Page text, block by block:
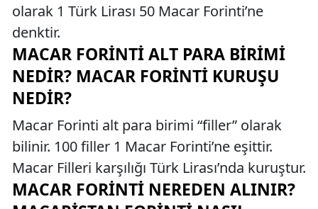
olarak 1 Türk Lirası 50 Macar Forinti’ne
denktir.
MACAR FORINTI ALT PARA BIRIMI
NEDIR? MACAR FORINTI KURUŞU
NEDIR?
Macar Forinti alt para birimi “filler” olarak
bilinir. 100 filler 1 Macar Forinti’ne eşittir.
Macar Filleri karşılığı Türk Lirası’nda kuruştur.
MACAR FORINTI NEREDEN ALINIR?